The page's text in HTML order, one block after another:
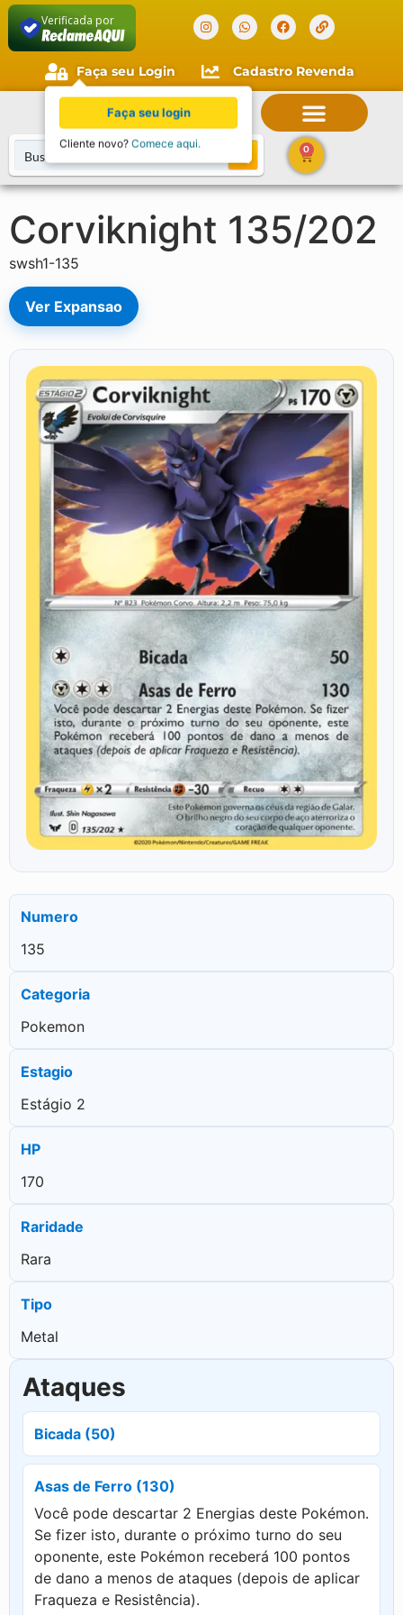
Verificada por
Faça seu Login Cadastro Revenda
0
Corviknight 135/202
swsh1-135
Ver Expansao
Numero
135
Categoria
Pokemon
Estagio
Estágio 2
HP
170
Raridade
Rara
Tipo
Metal
Ataques
Bicada (50)
Asas de Ferro (130)
Você pode descartar 2 Energias deste Pokémon.
Se fizer isto, durante o próximo turno do seu
oponente, este Pokémon receberá 100 pontos
de dano a menos de ataques (depois de aplicar
Fraqueza e Resistência).
Faça seu login
Cliente novo? Comece aqui.